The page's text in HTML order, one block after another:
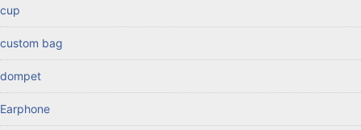
cup
custom bag
dompet
Earphone